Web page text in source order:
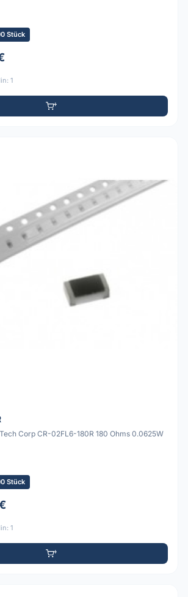
Stück
1
Corp CR-02FL6-180R 180 Ohms 0.0625W
Stück
1